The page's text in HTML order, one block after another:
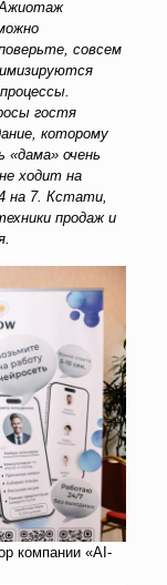
Ажиотаж
совсем
гостя
которому
«дама» очень
ходит на
на 7. Кстати,
продаж и
компании «AI-